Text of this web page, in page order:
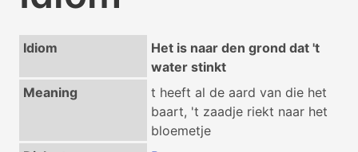
Idiom
Het is naar den grond dat 't
water stinkt
Meaning
t heeft al de aard van die het
baart, 't zaadje riekt naar het
bloemetje